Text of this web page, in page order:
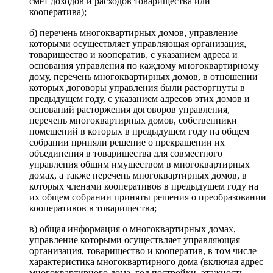
кооператива);
б) перечень многоквартирных домов, управление
которыми осуществляет управляющая организация,
товарищество и кооператив, с указанием адреса и
основания управления по каждому многоквартирному
дому, перечень многоквартирных домов, в отношении
которых договоры управления были расторгнуты в
предыдущем году, с указанием адресов этих домов и
оснований расторжения договоров управления,
перечень многоквартирных домов, собственники
помещений в которых в предыдущем году на общем
собрании приняли решение о прекращении их
объединения в товарищества для совместного
управления общим имуществом в многоквартирных
домах, а также перечень многоквартирных домов, в
которых членами кооперативов в предыдущем году на
их общем собрании приняты решения о преобразовании
кооперативов в товарищества;
в) общая информация о многоквартирных домах,
управление которыми осуществляет управляющая
организация, товарищество и кооператив, в том числе
характеристика многоквартирного дома (включая адрес